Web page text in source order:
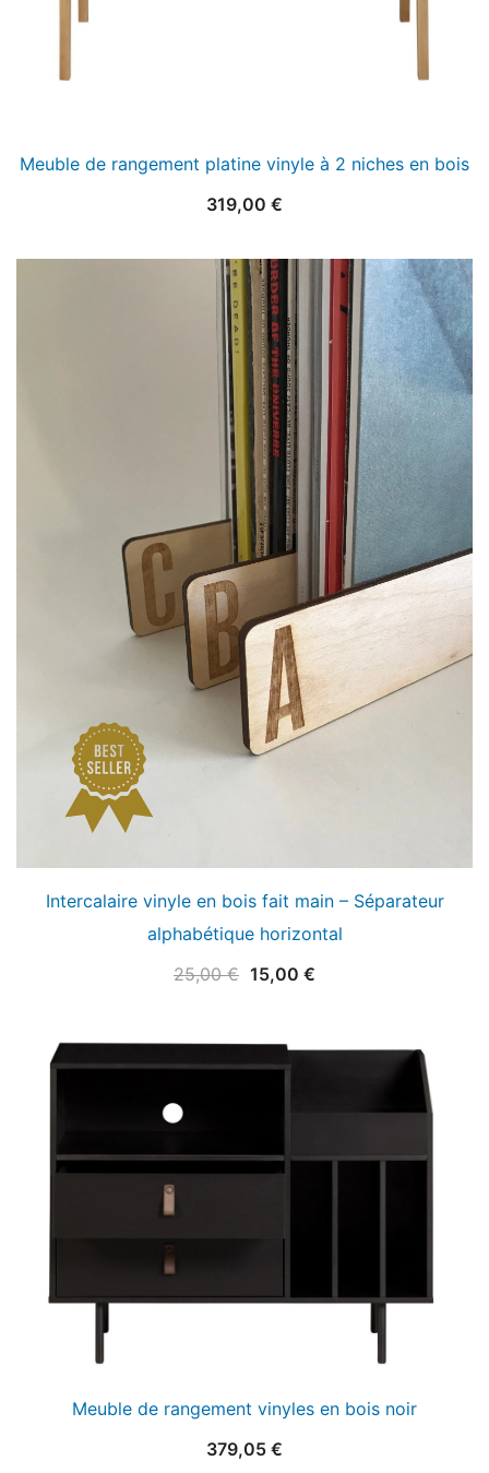
Meuble de rangement platine vinyle à 2 niches en bois
319,00 €
Intercalaire vinyle en bois fait main – Séparateur
alphabétique horizontal
25,00€ Le
était :
15,00 €
est :
Meuble de rangement vinyles en bois noir
379,05 €